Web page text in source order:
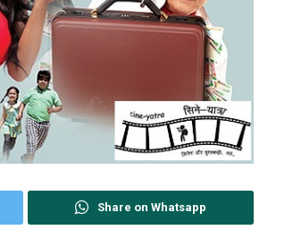
Share on Whatsapp